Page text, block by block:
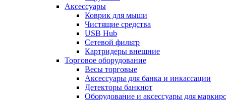
Аксессуары
Коврик для мыши
Чистящие средства
USB Hub
Сетевой фильтр
Картридеры внешние
Торговое оборудование
Весы торговые
Аксессуары для банка и инкассации
Детекторы банкнот
Оборудование и аксессуары для